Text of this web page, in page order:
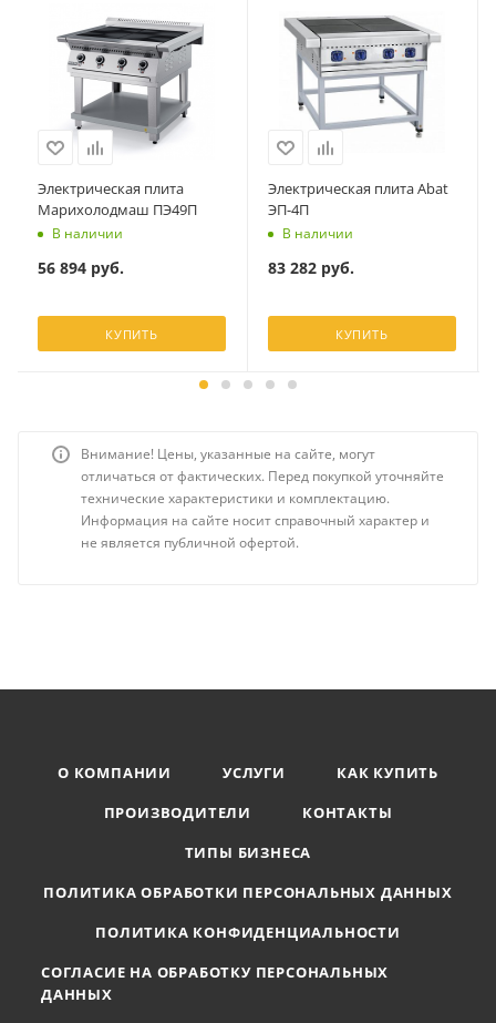
Электрическая плита
Марихолодмаш ПЭ49П
В наличии
56 894руб.
КУПИТЬ
Электрическая плита Abat
ЭП-4П
В наличии
83 282руб.
КУПИТЬ
Внимание! Цены, указанные на сайте, могут
отличаться от фактических. Перед покупкой уточняйте
технические характеристики и комплектацию.
Информация на сайте носит справочный характер и
не является публичной офертой.
О КОМПАНИИ УСЛУГИ
КАК КУПИТЬ
ПРОИЗВОДИТЕЛИ
КОНТАКТЫ
ТИПЫ БИЗНЕСА
ПОЛИТИКА ОБРАБОТКИ ПЕРСОНАЛЬНЫХ ДАННЫХ
ПОЛИТИКА КОНФИДЕНЦИАЛЬНОСТИ
СОГЛАСИЕ НА ОБРАБОТКУ ПЕРСОНАЛЬНЫХ
ДАННЫХ